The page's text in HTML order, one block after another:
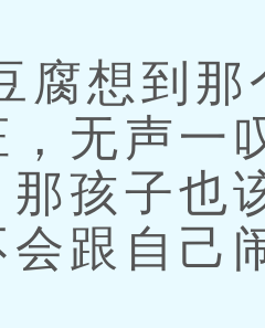
想到那
，无声一
那孩子也
会跟自己